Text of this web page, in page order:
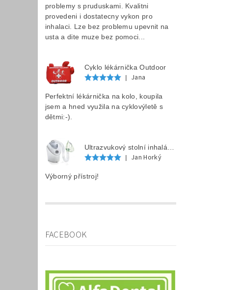
problemy s pruduskami. Kvalitni
provedeni i dostatecny vykon pro
inhalaci. Lze bez problemu upevnit na
usta a dite muze bez pomoci...
Cyklo lékárnička Outdoor
|
Jana
Perfektní lékárnička na kolo, koupila
jsem a hned využila na cyklovýletě s
dětmi:-).
|
Jan Horký
Výborný přístroj!
FACEBOOK